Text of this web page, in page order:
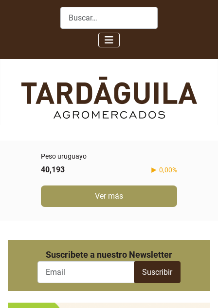
Buscar
Peso uruguayo
40,193 0,00%
Ver más
Suscribete a nuestro Newsletter